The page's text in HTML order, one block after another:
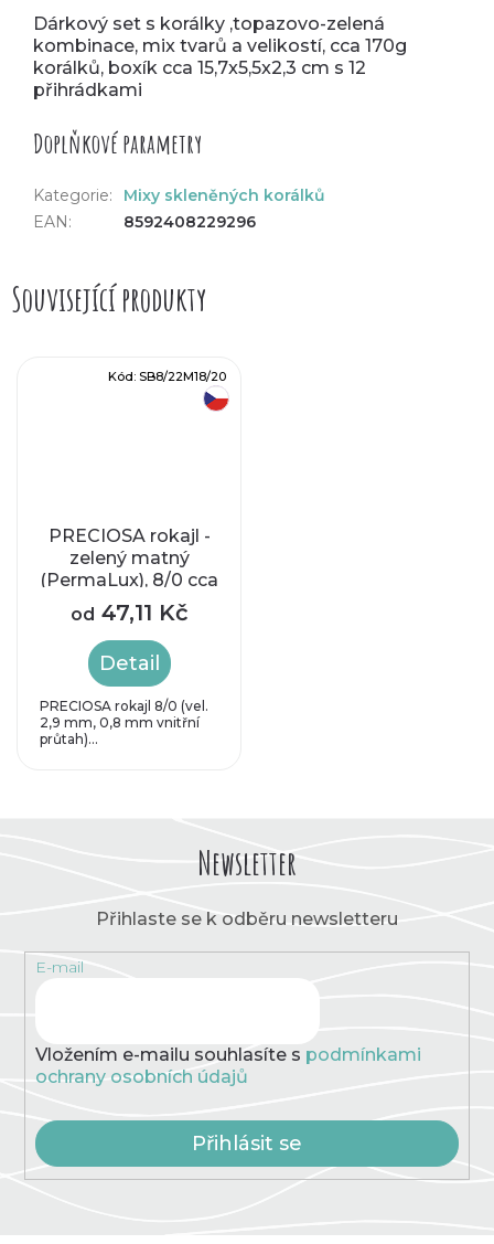
Dárkový set s korálky ,topazovo-zelená
kombinace, mix tvarů a velikostí, cca 170g
korálků, boxík cca 15,7x5,5x2,3 cm s 12
přihrádkami
Doplňkové parametry
Kategorie:
Mixy skleněných korálků
EAN: 8592408229296
Související produkty
PRECIOSA rokajl -
zelený matný
(PermaLux), 8/0 cca
2,9 mm
od 47,11 Kč
Detail
PRECIOSA rokajl 8/0 (vel.
2,9 mm, 0,8 mm vnitřní
průtah)...
Kód: SB8/22M18/20
Newsletter
Přihlaste se k odběru newsletteru
E-mail
Vložením e-mailu souhlasíte s podmínkami
ochrany osobních údajů
Přihlásit se